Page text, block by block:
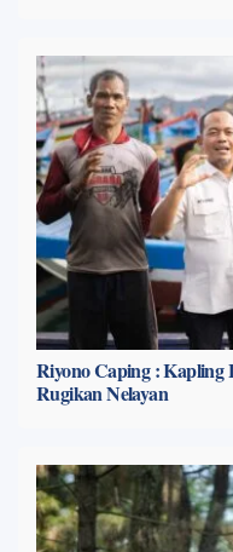
Riyono Caping : Kapling
Rugikan Nelayan